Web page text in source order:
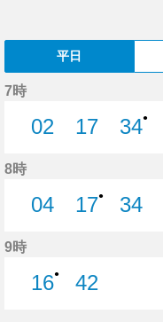
平日
7時
02
17
34●
8時
04
17●
34
9時
16●
42